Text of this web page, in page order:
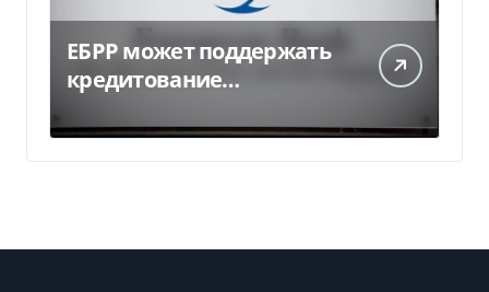
ЕБРР может поддержать
кредитование
300 млн евро — Delo.ua